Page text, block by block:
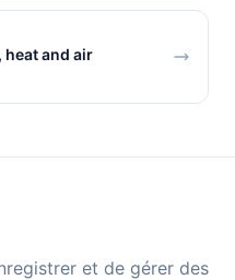
heat and air
et de gérer des